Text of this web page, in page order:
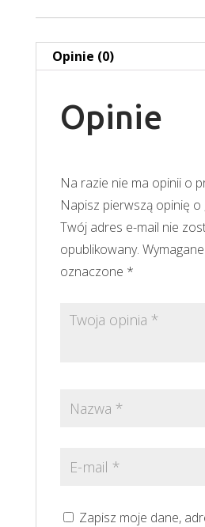
Opinie (0)
Opinie
Na razie nie ma opinii o
Napisz pierwszą opinię o
Twój adres e-mail nie
opublikowany.
oznaczone *
Zapisz moje dane,